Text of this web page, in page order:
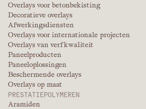
Overlays voor betonbekisting
Decoratieve overlays
Afwerkingsdiensten
Overlays voor internationale projecten
Overlays van verfkwaliteit
Paneelproducten
Paneeloplossingen
Beschermende overlays
Overlays op maat
PRESTATIEPOLYMEREN
Aramiden